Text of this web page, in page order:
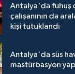
Antalya'da fuhuş
çalışanının da
kişi tutuklandı
Antalya'da süs
mastürbasyon